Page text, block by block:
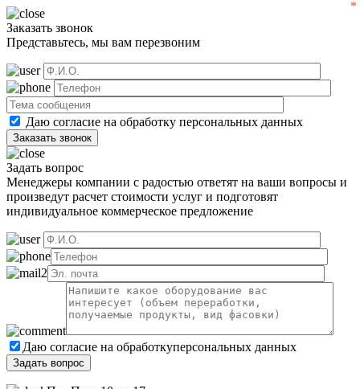
Заказать звонок
Представьтесь, мы вам перезвоним
Даю согласие на обработку персональных данных
Задать вопрос
Менеджеры компании с радостью ответят на ваши вопросы и
произведут расчет стоимости услуг и подготовят
индивидуальное коммерческое предложение
Даю согласие на обработкуперсональных данных